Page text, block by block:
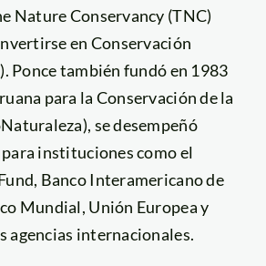
Nature Conservancy (TNC)
en Conservación
Ponce también fundó en 1983
para la Conservación de la
se desempeñó
instituciones como el
Banco Interamericano de
Mundial, Unión Europea y
agencias internacionales.